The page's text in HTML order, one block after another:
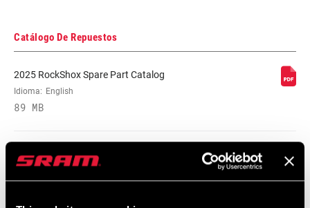
Catálogo De Repuestos
2025 RockShox Spare Part Catalog
Idioma: English
89 MB
2026 RockShox Spare Part Catalog
Idioma: English